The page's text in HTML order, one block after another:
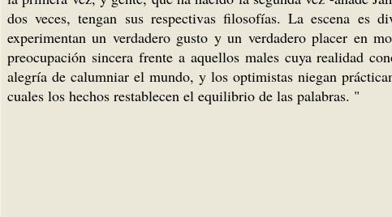
dos veces, tengan sus respectivas filosofías. La escena es
experimentan un verdadero gusto y un verdadero placer en
preocupación sincera frente a aquellos males cuya realidad
alegría de calumniar el mundo, y los optimistas niegan
cuales los hechos restablecen el equilibrio de las palabras. "